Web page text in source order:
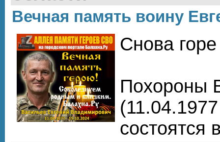
Вечная память воину
Снова
Похороны
состоятся